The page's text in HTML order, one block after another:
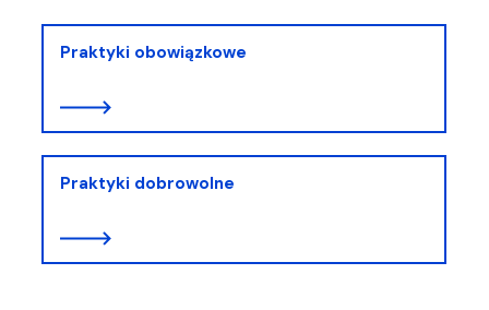
Praktyki obowiązkowe
Praktyki dobrowolne